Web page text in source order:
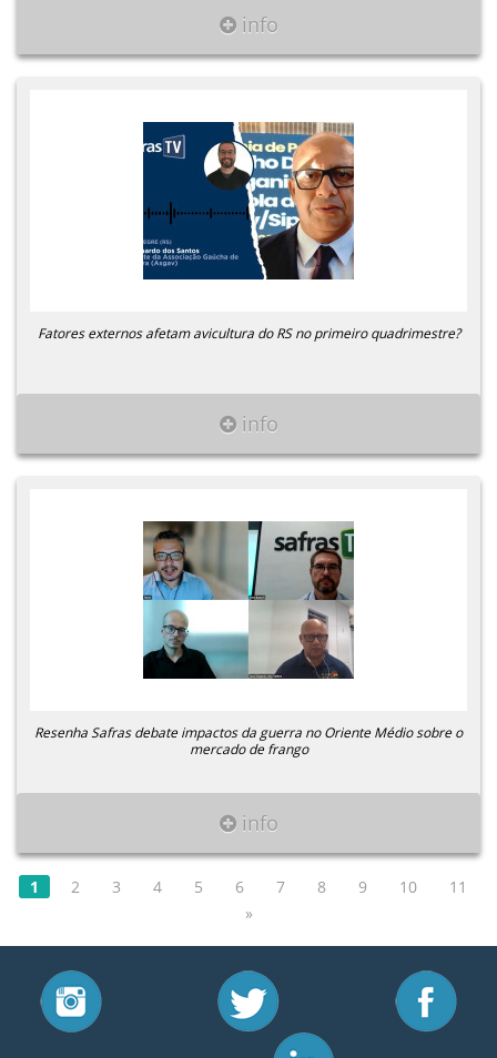
info
Fatores externos afetam avicultura do RS no primeiro quadrimestre?
info
Resenha Safras debate impactos da guerra no Oriente Médio sobre o
mercado de frango
info
1 2 3 4 5 6 7 8 9 10
11
»